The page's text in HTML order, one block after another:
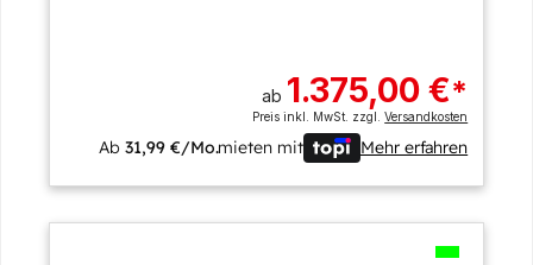
ab 1.375,00 €*
Preis inkl. MwSt. zzgl.Versandkosten
Ab31,99 €/Mo.mieten mit Mehr erfahren